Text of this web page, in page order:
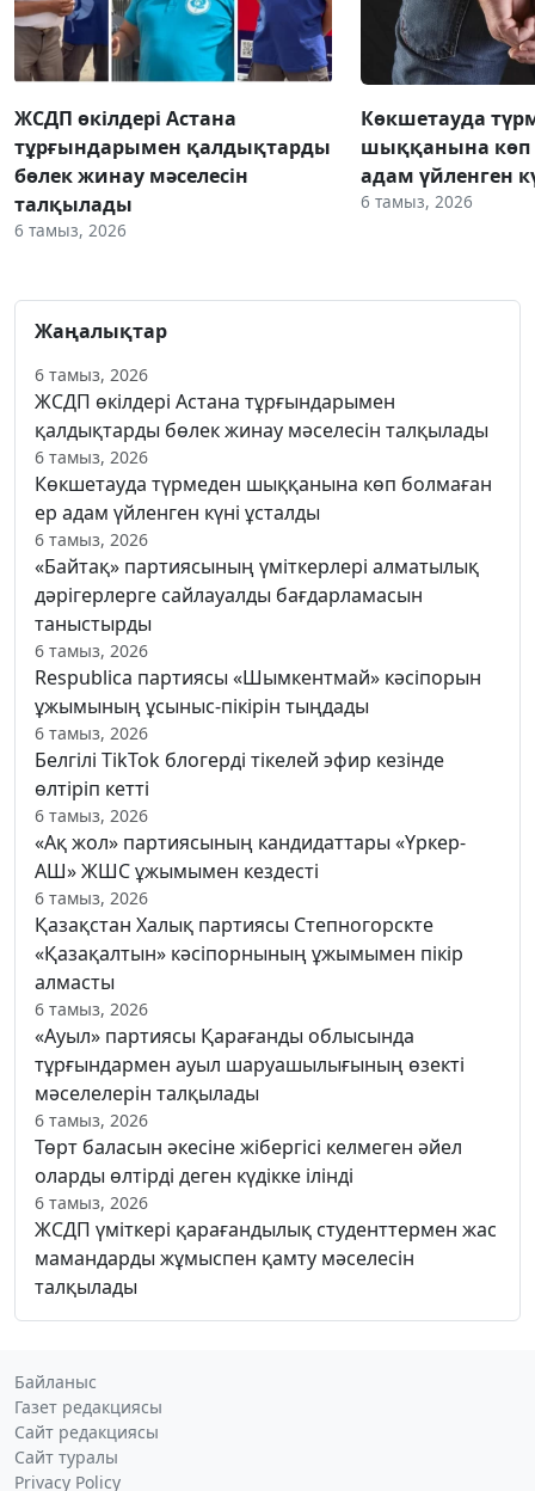
ЖСДП өкілдері Астана
тұрғындарымен қалдықтарды
бөлек жинау мәселесін
талқылады
6 тамыз, 2026
Көкшетауда
шыққанына көп
адам үйленген
6 тамыз, 2026
Жаңалықтар
6 тамыз, 2026
ЖСДП өкілдері Астана тұрғындарымен
қалдықтарды бөлек жинау мәселесін талқылады
6 тамыз, 2026
Көкшетауда түрмеден шыққанына көп болмаған
ер адам үйленген күні ұсталды
6 тамыз, 2026
«Байтақ» партиясының үміткерлері алматылық
дәрігерлерге сайлауалды бағдарламасын
таныстырды
6 тамыз, 2026
Respublica партиясы «Шымкентмай» кәсіпорын
ұжымының ұсыныс-пікірін тыңдады
6 тамыз, 2026
Белгілі TikTok блогерді тікелей эфир кезінде
өлтіріп кетті
6 тамыз, 2026
«Ақ жол» партиясының кандидаттары «Үркер-
АШ» ЖШС ұжымымен кездесті
6 тамыз, 2026
Қазақстан Халық партиясы Степногорскте
«Қазақалтын» кәсіпорнының ұжымымен пікір
алмасты
6 тамыз, 2026
«Ауыл» партиясы Қарағанды облысында
тұрғындармен ауыл шаруашылығының өзекті
мәселелерін талқылады
6 тамыз, 2026
Төрт баласын әкесіне жібергісі келмеген әйел
оларды өлтірді деген күдікке ілінді
6 тамыз, 2026
ЖСДП үміткері қарағандылық студенттермен жас
мамандарды жұмыспен қамту мәселесін
талқылады
Байланыс
Газет редакциясы
Сайт редакциясы
Сайт туралы
Privacy Policy